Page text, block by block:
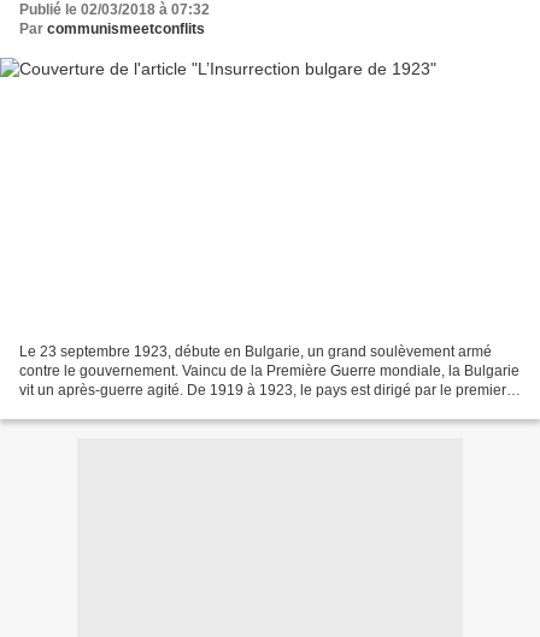
Publié le 02/03/2018 à 07:32
Par communismeetconflits
Le 23 septembre 1923, débute en Bulgarie, un grand soulèvement armé
contre le gouvernement. Vaincu de la Première Guerre mondiale, la Bulgarie
vit un après-guerre agité. De 1919 à 1923, le pays est dirigé par le premier